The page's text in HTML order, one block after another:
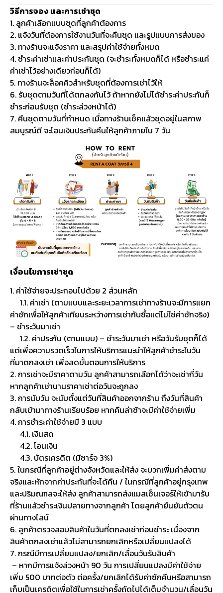
วิธีการจอง และการเช่าชุด
1. ลูกค้าเลือกแบบชุดที่ลูกค้าต้องการ
2. แจ้งวันที่ต้องการใช้งานวันที่จะคืนชุด และรูปแบบการส่งของ
3. ทางร้านจะแจ้งราคา และสรุปค่าใช้จ่ายทั้งหมด
4. ชำระค่าเช่าและค่าประกันชุด (จะชำระทั้งหมดก็ได้ หรือชำระแค่
ค่าเช่าไว้อย่างเดียวก่อนก็ได้)
5. ทางร้านจะล็อคคิวสำหรับชุดที่ต้องการเช่าไว้ให้
6. รับชุดตามวันที่ได้ตกลงกันไว้ ถ้าหากยังไม่ได้ชำระค่าประกันก็
ชำระก่อนรับชุด (ชำระล่วงหน้าได้)
7. คืนชุดตามวันที่กำหนด เมื่อทางร้านเช็คแล้วชุดอยู่ในสภาพ
สมบูรณ์ดี จะโอนเงินประกันคืนให้ลูกค้าภายใน 7 วัน
เงื่อนไขการเช่าชุด
1. ค่าใช้จ่ายจะประกอบไปด้วย 2 ส่วนหลัก
1.1. ค่าเช่า (ตามแบบและระยะเวลาการเช่าทางร้านจะมีการแยก
ค่าซักเพื่อให้ลูกค้าเทียบระหว่างการเช่ากับซื้อแต่ไม่ใช่ค่าซักจริง)
– ชำระวันมาเช่า
1.2. ค่าประกัน (ตามแบบ) – ชำระวันมาเช่า หรือวันรับชุดก็ได้
แต่เพื่อความรวดเร็วในการให้บริการแนะนำให้ลูกค้าชำระในวัน
ที่มาตกลงเช่า เพื่อลดขั้นตอนการให้บริการ
2. การเช่าจะมีราคาตามวัน ลูกค้าสามารถเลือกได้ว่าจะเช่ากี่วัน
หากลูกค้าเช่านานราคาเช่าต่อวันจะถูกลง
3. การนับวัน จะนับตั้งแต่วันที่สินค้าออกจากร้าน ถึงวันที่สินค้า
กลับเข้ามาทางร้านเรียบร้อย หากคืนล่าช้าจะมีค่าใช้จ่ายเพิ่ม
4. การชำระค่าใช้จ่ายมี 3 แบบ
4.1. เงินสด
4.2. โอนเงิน
4.3. บัตรเครดิต (มีชาร์จ 3%)
5. ในกรณีที่ลูกค้าอยู่ต่างจังหวัดและให้ส่ง จะบวกเพิ่มค่าส่งตาม
จริงและหักจากค่าประกันที่จะได้คืน / ในกรณีที่ลูกค้าอยู่กรุงเทพ
และปริมณฑลจะให้ส่ง ลูกค้าสามารถส่งแมสเซ็นเจอร์ให้เข้ามารับ
ที่ร้านแล้วชำระเงินปลายทางจากลูกค้า โดยลูกค้ายืนยันตัวตน
ผ่านทางไลน์
6. ลูกค้าตรวจสอบสินค้าในวันที่ตกลงเช่าก่อนชำระ เนื่องจาก
สินค้าตกลงเช่าแล้วไม่สามารถยกเลิกหรือเปลี่ยนแปลงได้
7. กรณีมีการเปลี่ยนแปลง/ยกเลิก/เลื่อนวันรับสินค้า
– หากมีการแจ้งล่วงหน้า 90 วัน การเปลี่ยนแปลงมีค่าใช้จ่าย
เพิ่ม 500 บาทต่อตัว ต่อครั้ง/ยกเลิกได้รับค่าซักคืนหรือสามารถ
เก็บเป็นเครดิตเพื่อใช้ในการเช่าครั้งถัดไปได้เต็มจำนวน/เลื่อนวัน